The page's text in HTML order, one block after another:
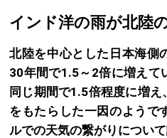
インド洋の雨が北陸
北陸を中心とした日本海側
30年間で1.5～2倍に増えて
同じ期間で1.5倍程度に増
をもたらした一因のようで
ルでの天気の繋がりについて